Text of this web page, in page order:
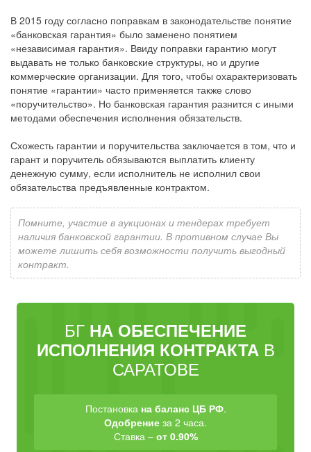
В 2015 году согласно поправкам в законодательстве понятие
«банковская гарантия» было заменено понятием
«независимая гарантия». Ввиду поправки гарантию могут
выдавать не только банковские структуры, но и другие
коммерческие организации. Для того, чтобы охарактеризовать
понятие «гарантии» часто применяется также слово
«поручительство». Но банковская гарантия разнится с иными
методами обеспечения исполнения обязательств.
Схожесть гарантии и поручительства заключается в том, что и
гарант и поручитель обязываются выплатить клиенту
денежную сумму, если исполнитель не исполнил свои
обязательства предъявленные контрактом.
Помните, участие в аукционах и тендерах требует
наличия банковской гарантии. В противном случае Вы
можете лишить себя возможности получить выгодный
контракт.
БГ НА ОБЕСПЕЧЕНИЕ
ИСПОЛНЕНИЯ КОНТРАКТАВ
САРАТОВЕ
Постановка на баланс ЦБ РФ.
Одобрение за 2 часа.
Ставка – от 0.90%